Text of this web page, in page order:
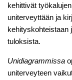
kehittivät
uniterveyttään ja
kehityskohteistaan
tuloksista.
Unidiagrammissa
uniterveyteen